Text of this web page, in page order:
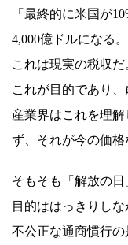
「最終的に米国が
4,000億ドルになる。
これは現実の税収だ
これが目的であり
産業界はこれを理
ず、それが今の価格
そもそも「解放の
目的ははっきりしな
不公正な通商慣行